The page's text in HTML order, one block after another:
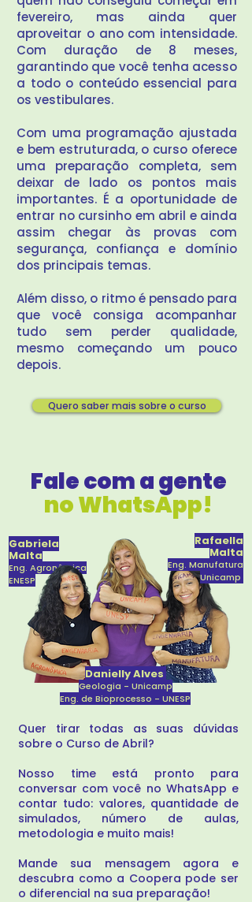
fevereiro, mas ainda quer
aproveitar o ano com intensidade.
Com duração de 8 meses,
garantindo que você tenha acesso
a todo o conteúdo essencial para
os vestibulares.
Com uma programação ajustada
e bem estruturada, o curso oferece
uma preparação completa, sem
deixar de lado os pontos mais
importantes. É a oportunidade de
entrar no cursinho em abril e ainda
assim chegar às provas com
segurança, confiança e domínio
dos principais temas.
Além disso, o ritmo é pensado para
que você consiga acompanhar
tudo sem perder qualidade,
mesmo começando um pouco
depois.
Quero saber mais sobre o curso
Fale com a gente
no WhatsApp!
Gabriela
Malta
Eng. Agronômica
ENESP
Rafaella
Malta
Eng. Manufatura
Unicamp
Danielly Alves
Geologia - Unicamp
Eng. de Bioprocesso - UNESP
Quer tirar todas as suas dúvidas
sobre o Curso de Abril?
Nosso time está pronto para
conversar com você no WhatsApp e
contar tudo: valores, quantidade de
simulados, número de aulas,
metodologia e muito mais!
Mande sua mensagem agora e
descubra como a Coopera pode ser
o diferencial na sua preparação!